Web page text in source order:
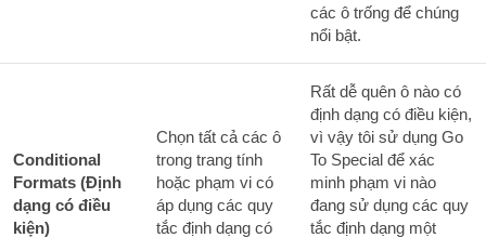
các ô trống để chúng
nổi bật.
Conditional
Formats (Định
dạng có điều
kiện)
Chọn tất cả các ô
trong trang tính
hoặc phạm vi có
áp dụng các quy
tắc định dạng có
Rất dễ quên ô nào có
định dạng có điều kiện,
vì vậy tôi sử dụng Go
To Special để xác
minh phạm vi nào
đang sử dụng các quy
tắc định dạng một